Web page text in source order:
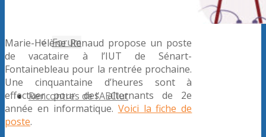
Forum
Rencontres de l’AECiut
Marie-Hélène Renaud propose un poste
de vacataire à l’IUT de Sénart-
Fontainebleau pour la rentrée prochaine.
Une cinquantaine d’heures sont à
effectuer pour des alternants de 2e
année en informatique. Voici la fiche de
poste.